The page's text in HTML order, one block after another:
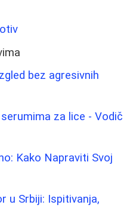
bez agresivnih
za lice - Vodič
Kako Napraviti Svoj
u Srbiji: Ispitivanja,